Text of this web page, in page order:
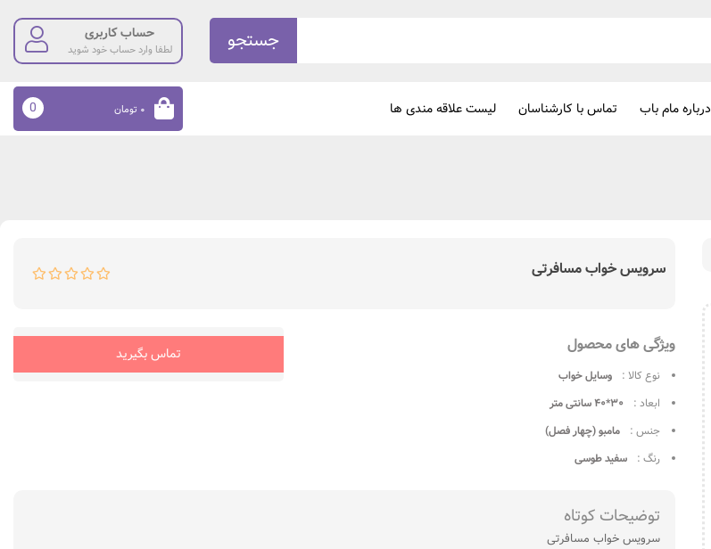
جستجو حساب کاربری
لطفا وارد حساب خود شوید
درباره مام باب تماس با کارشناسان لیست علاقه مندی ها ۰ تومان 0
سرویس خواب مسافرتی
ویژگی های محصول
نوع کالا :
وسایل خواب
ابعاد :
۳۰*۴۰ سانتی متر
جنس :
مامبو (چهار فصل)
رنگ :
سفید طوسی
تماس بگیرید
توضیحات کوتاه
سرویس خواب مسافرتی